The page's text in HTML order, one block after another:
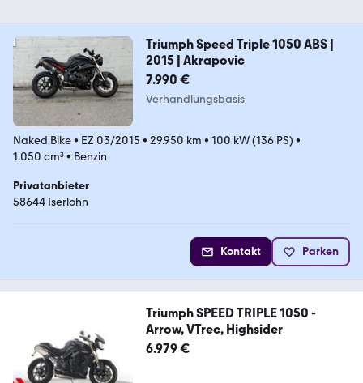
Triumph Speed Triple 1050 ABS |
2015 | Akrapovic
7.990 €
Verhandlungsbasis
Naked Bike• EZ 03/2015 • 29.950 km • 100 kW (136 PS) •
1.050 cm³• Benzin
Privatanbieter
58644 Iserlohn
Kontakt Parken
Triumph SPEED TRIPLE 1050 -
Arrow, VTrec, Highsider
6.979 €